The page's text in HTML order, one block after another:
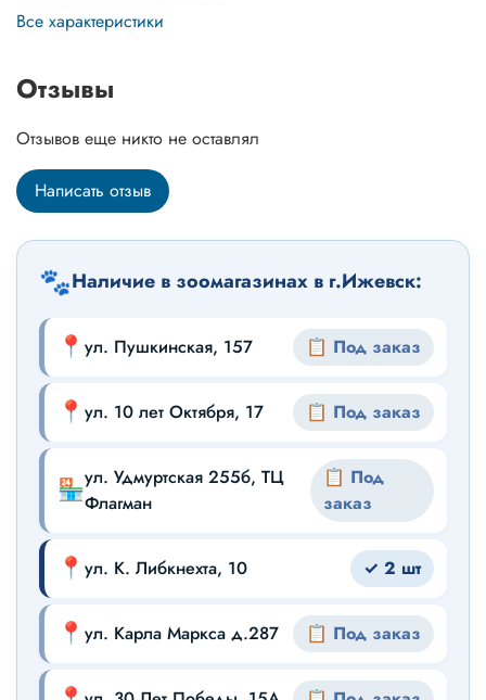
Все характеристики
Отзывы
Отзывов еще никто не оставлял
Написать отзыв
🐾Наличие в зоомагазинах в г.Ижевск:
📍 ул. Пушкинская, 157 📋 Под заказ
📍 ул. 10 лет Октября, 17 📋 Под заказ
🏪ул. Удмуртская 255б, ТЦ
Флагман
📋 Под
заказ
📍 ул. К. Либкнехта, 10 ✓ 2 шт
📍 ул. Карла Маркса д.287 📋 Под заказ